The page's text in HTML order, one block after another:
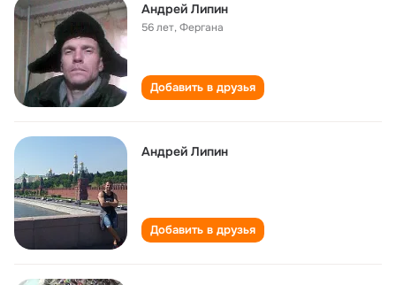
Андрей Липин
56 лет,Фергана
Добавить в друзья
Андрей Липин
Добавить в друзья